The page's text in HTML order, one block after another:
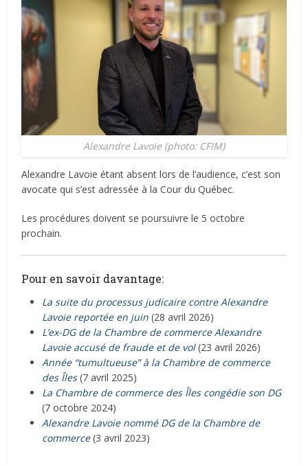
Alexandre Lavoie (photo: CFIM)
Alexandre Lavoie étant absent lors de l’audience, c’est son
avocate qui s’est adressée à la Cour du Québec.
Les procédures doivent se poursuivre le 5 octobre
prochain.
Pour en savoir davantage:
La suite du processus judicaire contre Alexandre
Lavoie reportée en juin (28 avril 2026)
L’ex-DG de la Chambre de commerce Alexandre
Lavoie accusé de fraude et de vol(23 avril 2026)
Année “tumultueuse” à la Chambre de commerce
des Îles(7 avril 2025)
La Chambre de commerce des Îles congédie son DG
(7 octobre 2024)
Alexandre Lavoie nommé DG de la Chambre de
commerce(3 avril 2023)